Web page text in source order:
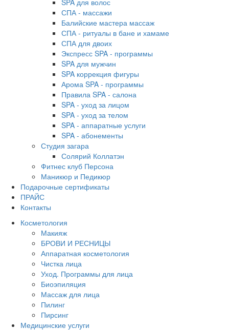
SPA для волос
СПА - массажи
Балийские мастера массаж
СПА - ритуалы в бане и хамаме
СПА для двоих
Экспресс SPA - программы
SPA для мужчин
SPA коррекция фигуры
Арома SPA - программы
Правила SPA - салона
SPA - уход за лицом
SPA - уход за телом
SPA - аппаратные услуги
SPA - абонементы
Студия загара
Солярий Коллатэн
Фитнес клуб Персона
Маникюр и Педикюр
Подарочные сертификаты
ПРАЙС
Контакты
Косметология
Макияж
БРОВИ И РЕСНИЦЫ
Аппаратная косметология
Чистка лица
Уход. Программы для лица
Биоэпиляция
Массаж для лица
Пилинг
Пирсинг
Медицинские услуги